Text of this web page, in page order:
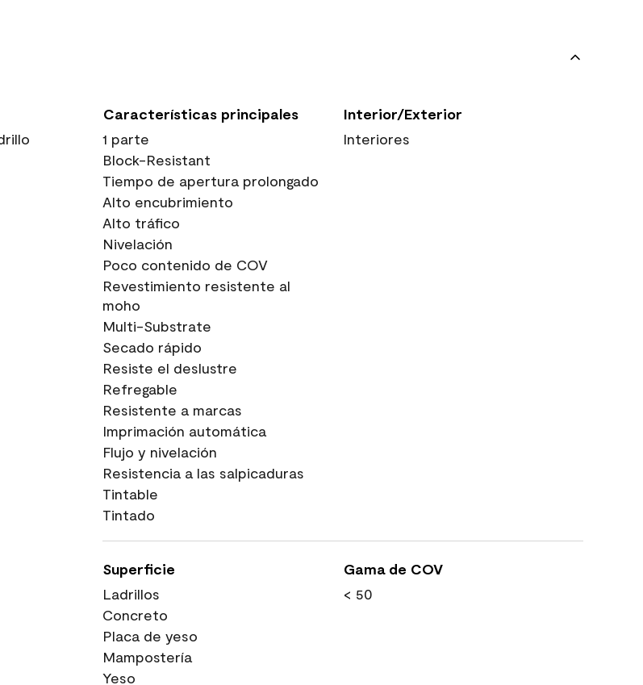
Características principales
1 parte
Block-Resistant
Tiempo de apertura prolongado
Alto encubrimiento
Alto tráfico
Nivelación
Poco contenido de COV
Revestimiento resistente al
moho
Multi-Substrate
Secado rápido
Resiste el deslustre
Refregable
Resistente a marcas
Imprimación automática
Flujo y nivelación
Resistencia a las salpicaduras
Tintable
Tintado
Interior/Exterior
Interiores
Superficie
Ladrillos
Concreto
Placa de yeso
Mampostería
Yeso
Gama de COV
< 50